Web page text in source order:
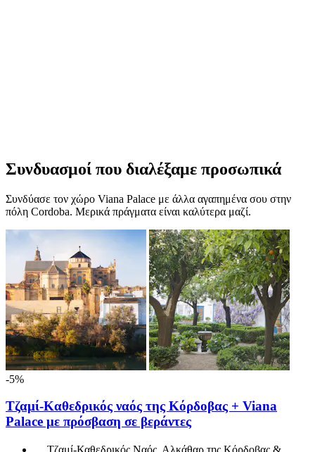
Συνδυασμοί που διαλέξαμε προσωπικά
Συνδύασε τον χώρο Viana Palace με άλλα αγαπημένα σου στην
πόλη Cordoba. Μερικά πράγματα είναι καλύτερα μαζί.
-5%
Τζαμί-Καθεδρικός ναός της Κόρδοβας + Viana
Palace με πρόσβαση σε βεράντες
Τζαμί-Καθεδρικός Ναός, Αλκάθαρ της Κόρδοβας &